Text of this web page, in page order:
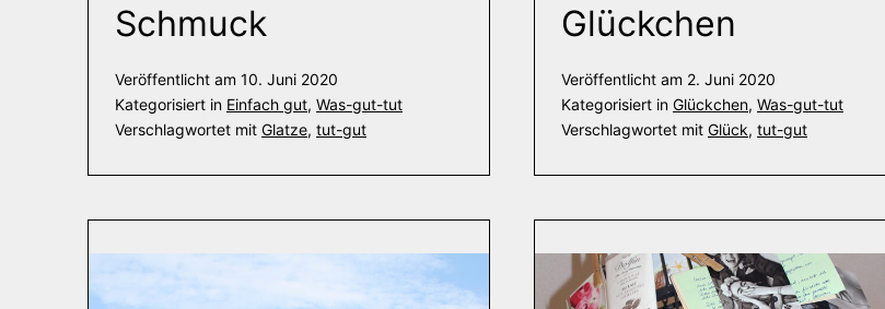
Schmuck
Veröffentlicht am 10. Juni 2020
Kategorisiert in Einfach gut, Was-gut-tut
Verschlagwortet mit Glatze, tut-gut
Glückchen
Veröffentlicht am 2. Juni 2020
Kategorisiert in Glückchen, Was-gut-tut
Verschlagwortet mit Glück, tut-gut